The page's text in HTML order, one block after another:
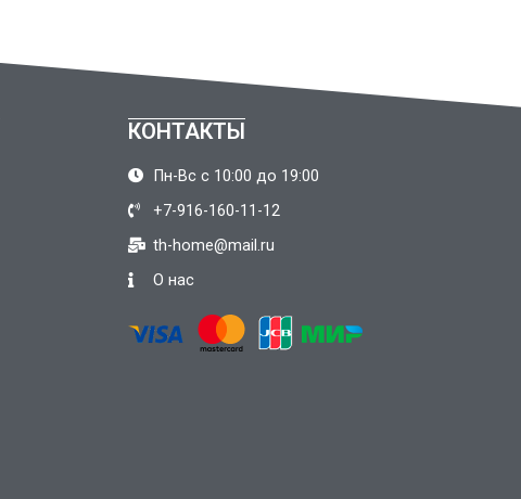
КОНТАКТЫ
Пн-Вс с 10:00 до 19:00
+7-916-160-11-12
th-home@mail.ru
О нас